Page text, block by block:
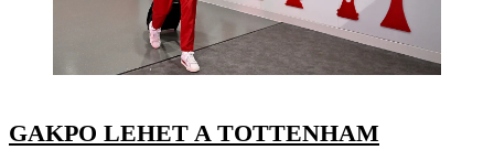
GAKPO LEHET A TOTTENHAM